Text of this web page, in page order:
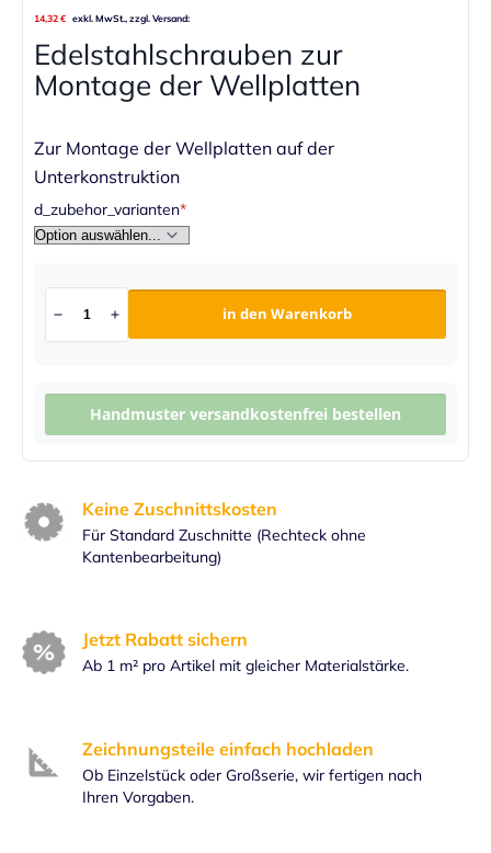
d_zubehor_varianten
in den Warenkorb
Handmuster versandkostenfrei bestellen
14,32 €
Edelstahlschrauben zur
Montage der Wellplatten
Zur Montage der Wellplatten auf der
Unterkonstruktion
Keine Zuschnittskosten
Für Standard Zuschnitte (Rechteck ohne
Kantenbearbeitung)
Jetzt Rabatt sichern
Ab 1 m² pro Artikel mit gleicher Materialstärke.
Zeichnungsteile einfach hochladen
Ob Einzelstück oder Großserie, wir fertigen nach
Ihren Vorgaben.